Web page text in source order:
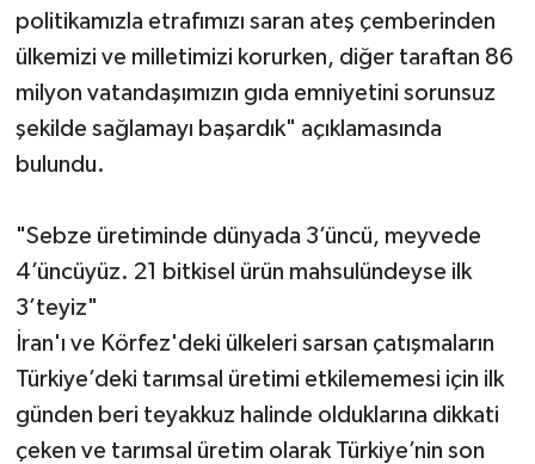
politikamızla etrafımızı saran ateş çemberinden
ülkemizi ve milletimizi korurken, diğer taraftan 86
milyon vatandaşımızın gıda emniyetini sorunsuz
şekilde sağlamayı başardık" açıklamasında
bulundu.
"Sebze üretiminde dünyada 3’üncü, meyvede
4’üncüyüz. 21 bitkisel ürün mahsulündeyse ilk
3’teyiz"
İran'ı ve Körfez'deki ülkeleri sarsan çatışmaların
Türkiye’deki tarımsal üretimi etkilememesi için ilk
günden beri teyakkuz halinde olduklarına dikkati
çeken ve tarımsal üretim olarak Türkiye’nin son